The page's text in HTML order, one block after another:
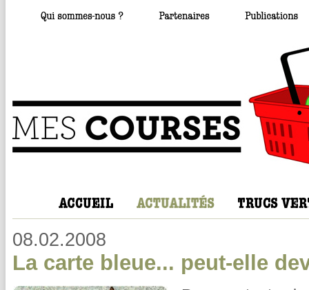
08.02.2008
La carte bleue... peut-elle